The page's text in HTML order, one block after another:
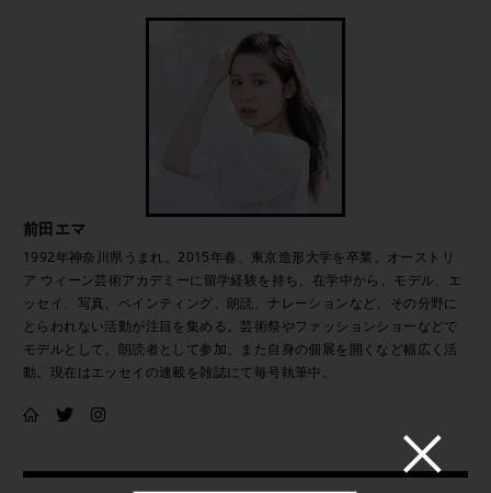
前田エマ
1992年神奈川県うまれ。2015年春、東京造形大学を卒業。オーストリ
ア ウィーン芸術アカデミーに留学経験を持ち、在学中から、モデル、エ
ッセイ、写真、ペインティング、朗読、ナレーションなど、その分野に
とらわれない活動が注目を集める。芸術祭やファッションショーなどで
モデルとして、朗読者として参加、また自身の個展を開くなど幅広く活
動。現在はエッセイの連載を雑誌にて毎号執筆中。